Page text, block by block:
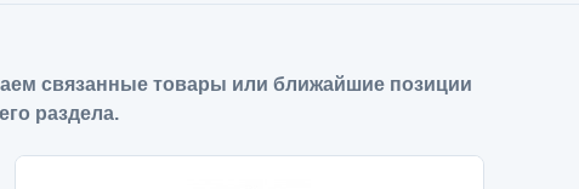
связанные товары или ближайшие позиции
раздела.